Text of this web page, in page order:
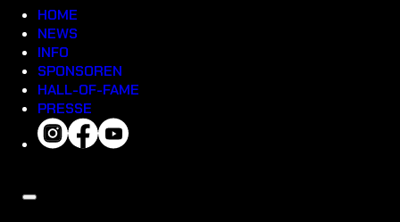
HOME
NEWS
INFO
SPONSOREN
HALL-OF-FAME
PRESSE